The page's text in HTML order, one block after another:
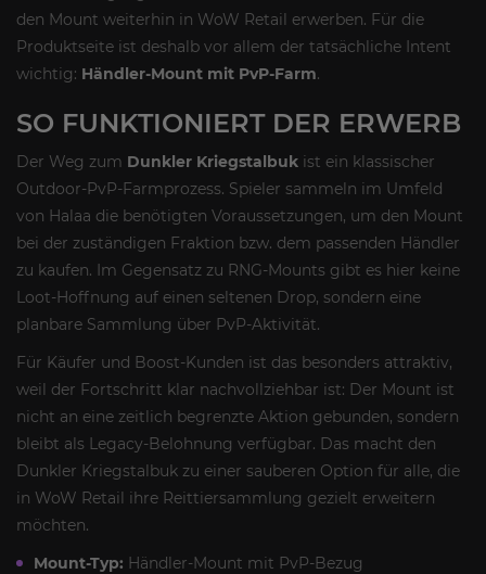
den Mount weiterhin in WoW Retail erwerben. Für die
Produktseite ist deshalb vor allem der tatsächliche Intent
wichtig: Händler-Mount mit PvP-Farm.
SO FUNKTIONIERT DER ERWERB
Der Weg zum Dunkler Kriegstalbuk ist ein klassischer
Outdoor-PvP-Farmprozess. Spieler sammeln im Umfeld
von Halaa die benötigten Voraussetzungen, um den Mount
bei der zuständigen Fraktion bzw. dem passenden Händler
zu kaufen. Im Gegensatz zu RNG-Mounts gibt es hier keine
Loot-Hoffnung auf einen seltenen Drop, sondern eine
planbare Sammlung über PvP-Aktivität.
Für Käufer und Boost-Kunden ist das besonders attraktiv,
weil der Fortschritt klar nachvollziehbar ist: Der Mount ist
nicht an eine zeitlich begrenzte Aktion gebunden, sondern
bleibt als Legacy-Belohnung verfügbar. Das macht den
Dunkler Kriegstalbuk zu einer sauberen Option für alle, die
in WoW Retail ihre Reittiersammlung gezielt erweitern
möchten.
Mount-Typ: Händler-Mount mit PvP-Bezug